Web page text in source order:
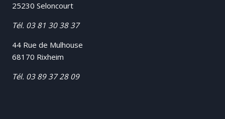
25230 Seloncourt
Tél. 03 81 30 38 37
44 Rue de Mulhouse
68170 Rixheim
Tél. 03 89 37 28 09